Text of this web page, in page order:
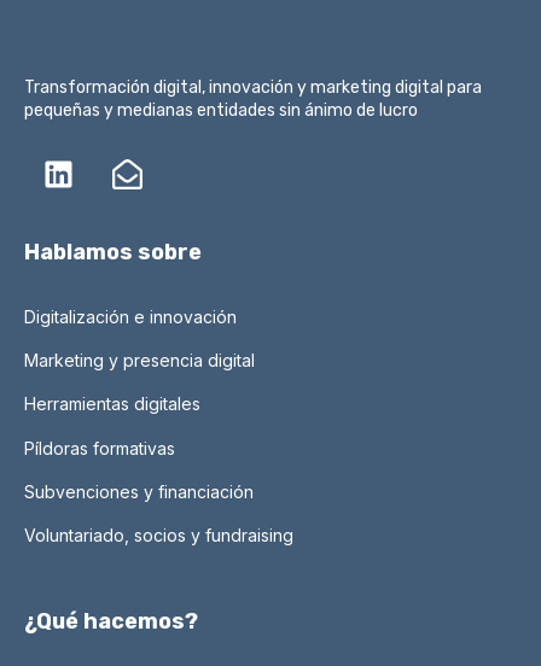
Transformación digital, innovación y marketing digital para
pequeñas y medianas entidades sin ánimo de lucro
Hablamos sobre
Digitalización e innovación
Marketing y presencia digital
Herramientas digitales
Píldoras formativas
Subvenciones y financiación
Voluntariado, socios y fundraising
¿Qué hacemos?